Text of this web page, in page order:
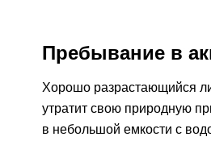
Пребывание в
Хорошо разрастающийся
утратит свою природную
в небольшой емкости с